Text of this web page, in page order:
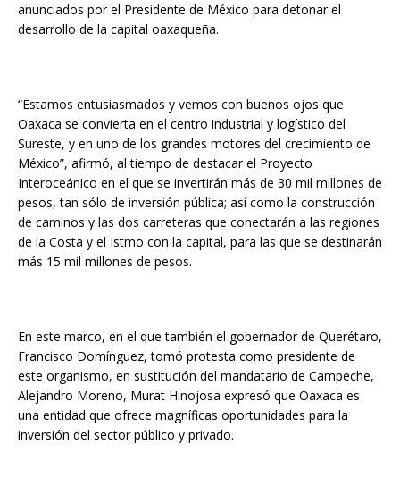
anunciados por el Presidente de México para detonar el
desarrollo de la capital oaxaqueña.
“Estamos entusiasmados y vemos con buenos ojos que
Oaxaca se convierta en el centro industrial y logístico del
Sureste, y en uno de los grandes motores del crecimiento de
México”, afirmó, al tiempo de destacar el Proyecto
Interoceánico en el que se invertirán más de 30 mil millones de
pesos, tan sólo de inversión pública; así como la construcción
de caminos y las dos carreteras que conectarán a las regiones
de la Costa y el Istmo con la capital, para las que se destinarán
más 15 mil millones de pesos.
En este marco, en el que también el gobernador de Querétaro,
Francisco Domínguez, tomó protesta como presidente de
este organismo, en sustitución del mandatario de Campeche,
Alejandro Moreno, Murat Hinojosa expresó que Oaxaca es
una entidad que ofrece magníficas oportunidades para la
inversión del sector público y privado.